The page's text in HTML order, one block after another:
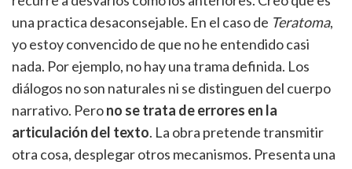
una practica desaconsejable. En el caso de Teratoma,
yo estoy convencido de que no he entendido casi
nada. Por ejemplo, no hay una trama definida. Los
diálogos no son naturales ni se distinguen del cuerpo
narrativo. Perono se trata de errores en la
articulación del texto. La obra pretende transmitir
otra cosa, desplegar otros mecanismos. Presenta una